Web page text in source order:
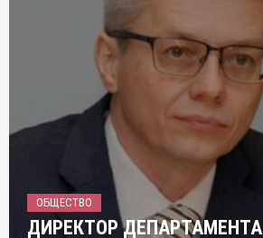
ОБЩЕСТВО
ДИРЕКТОР ДЕПАРТАМЕНТА